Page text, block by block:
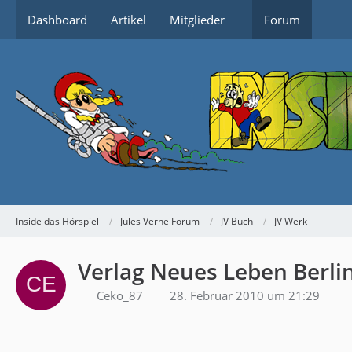
Dashboard Artikel Mitglieder Forum
Inside das Hörspiel Jules Verne Forum JV Buch JV Werk
Verlag Neues Leben
Ceko_87 28. Februar 2010 um 21:29